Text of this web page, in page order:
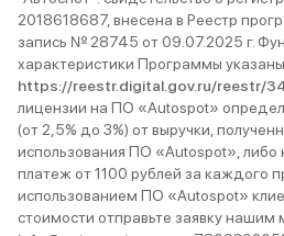
2018618687, внесена в Реестр
запись № 28745 от 09.07.2025 г.
характеристики Программы
https://reestr.digital.gov.ru/reestr/
лицензии на ПО «Autospot»
(от 2,5% до 3%) от выручки,
использования ПО «Autospot», либо
платеж от 1100 рублей за каждого
использованием ПО «Autospot»
стоимости отправьте заявку